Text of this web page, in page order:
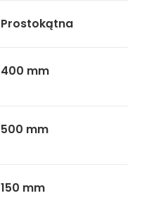
Prostokątna
400 mm
500 mm
150 mm